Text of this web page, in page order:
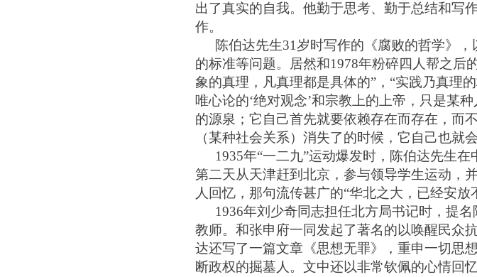
出了真实的自我。他勤于思考、勤于总结和写作
作。
陈伯达先生31岁时写作的《腐败的哲学》
的标准等问题。居然和1978年粉碎四人帮之后
象的真理，凡真理都是具体的”，“实践乃真理
唯心论的‘绝对观念’和宗教上的上帝，只是某
的源泉；它自己首先就要依赖存在而存在，而
（某种社会关系）消失了的时候，它自己也就
1935年“一二九”运动爆发时，陈伯达先生
第二天从天津赶到北京，参与领导学生运动，
人回忆，那句流传甚广的“华北之大，已经安
1936年刘少奇同志担任北方局书记时，提
教师。和张申府一同发起了著名的以唤醒民众
达还写了一篇文章《思想无罪》，重申一切思
断政权的掘墓人。文中还以非常钦佩的心情回